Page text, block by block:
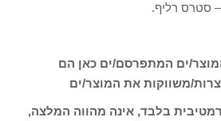
סטרס רליף.
ים המתפרסם/ים כאן הם
משווקות את המוצר/ים
בלבד, אינה מהווה המלצה,